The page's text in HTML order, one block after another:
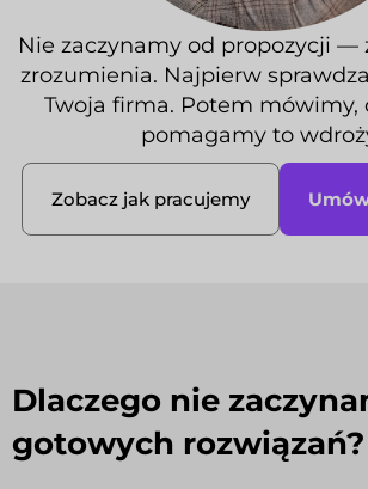
Nie zaczynamy od propozycji —
zrozumienia. Najpierw
Twoja firma. Potem mówimy,
pomagamy to
Zobacz jak pracujemy
Dlaczego nie
gotowych rozwiązań?